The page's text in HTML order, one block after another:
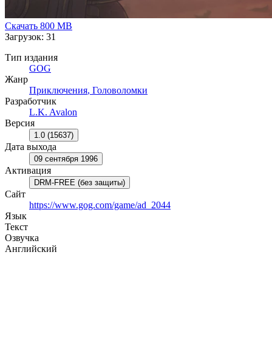
Скачать 800 MB
Загрузок: 31
Тип издания
GOG
Жанр
Приключения, Головоломки
Разработчик
L.K. Avalon
Версия
1.0 (15637)
Дата выхода
09 сентября 1996
Активация
DRM-FREE (без защиты)
Сайт
https://www.gog.com/game/ad_2044
Язык
Текст
Озвучка
Английский